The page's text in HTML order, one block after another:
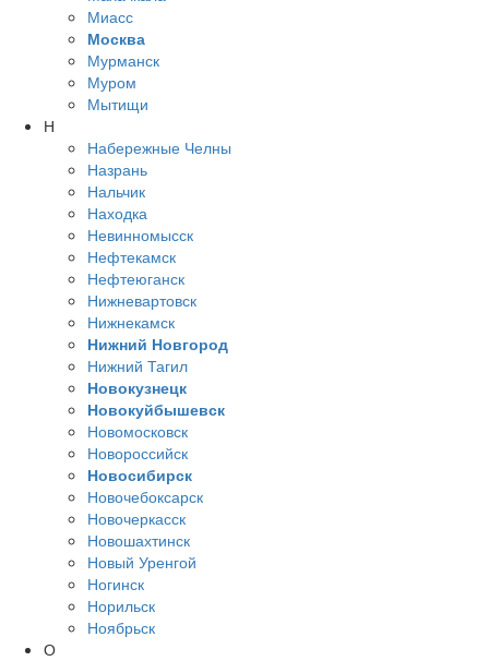
Миасс
Москва
Мурманск
Муром
Мытищи
Н
Набережные Челны
Назрань
Нальчик
Находка
Невинномысск
Нефтекамск
Нефтеюганск
Нижневартовск
Нижнекамск
Нижний Новгород
Нижний Тагил
Новокузнецк
Новокуйбышевск
Новомосковск
Новороссийск
Новосибирск
Новочебоксарск
Новочеркасск
Новошахтинск
Новый Уренгой
Ногинск
Норильск
Ноябрьск
О